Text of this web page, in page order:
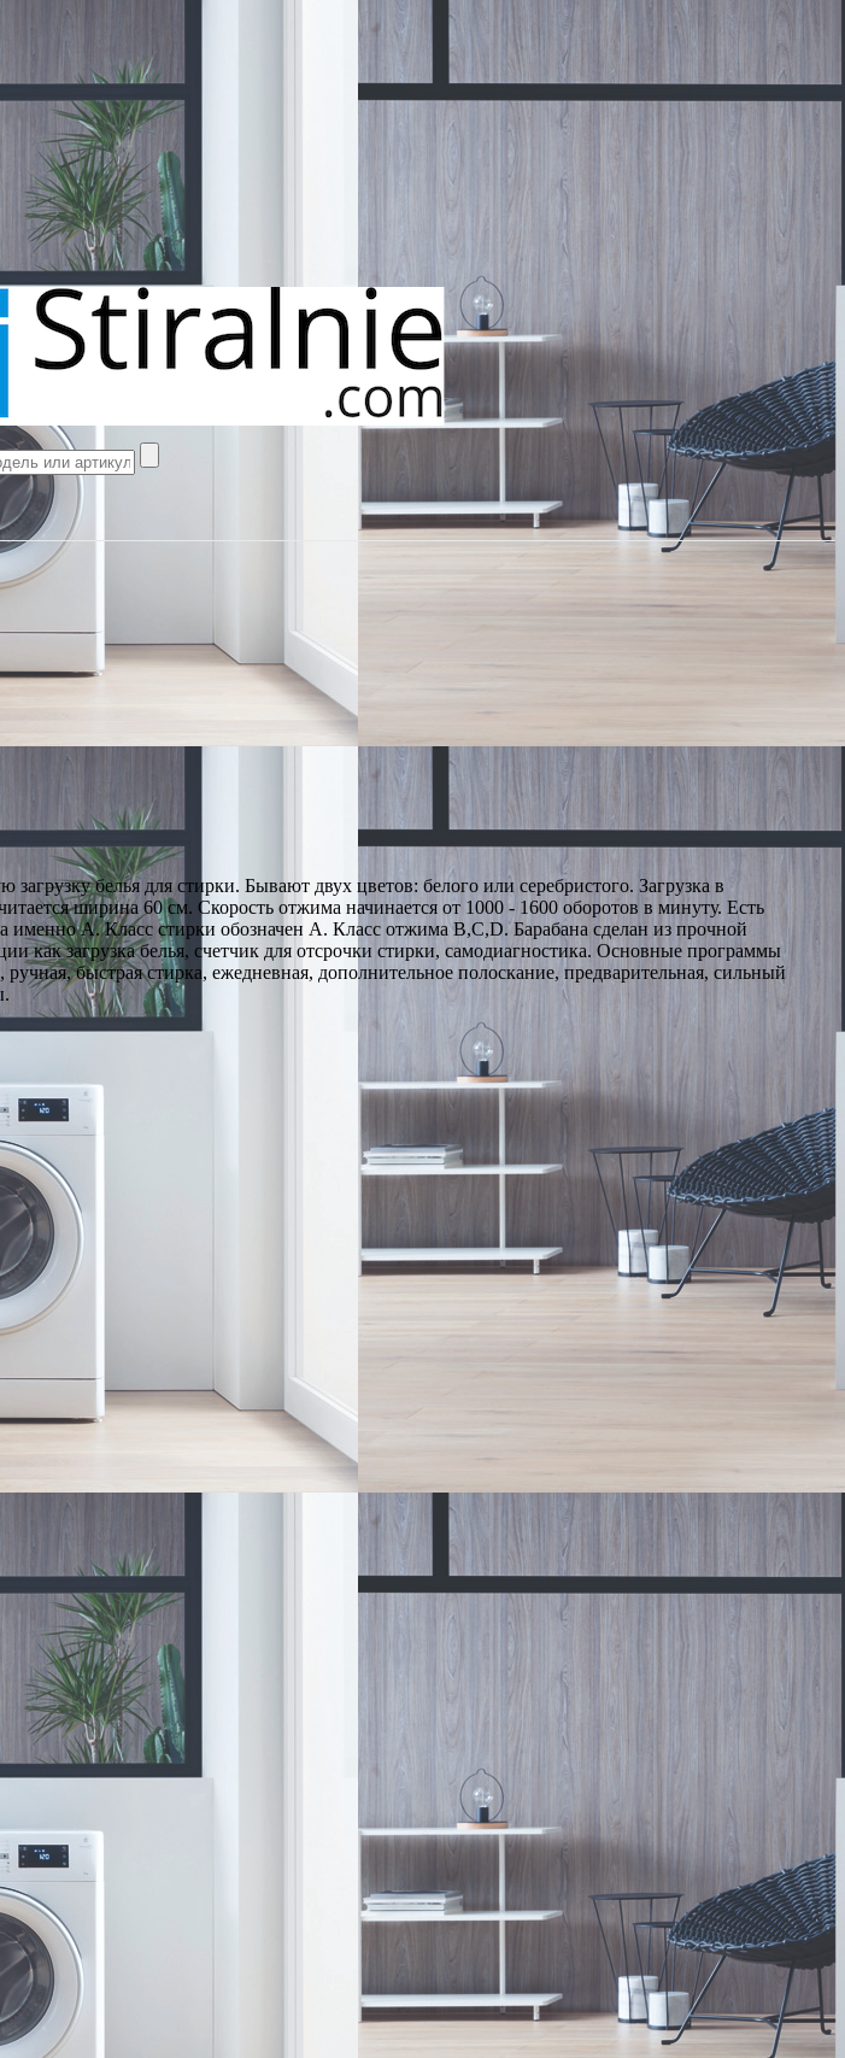
белья для стирки. Бывают двух цветов: белого или серебристого. Загрузка в
ширина 60 см. Скорость отжима начинается от 1000 - 1600 оборотов в минуту. Есть
А. Класс стирки обозначен А. Класс отжима B,C,D. Барабана сделан из прочной
загрузка белья, счетчик для отсрочки стирки, самодиагностика. Основные программы
быстрая стирка, ежедневная, дополнительное полоскание, предварительная, сильный